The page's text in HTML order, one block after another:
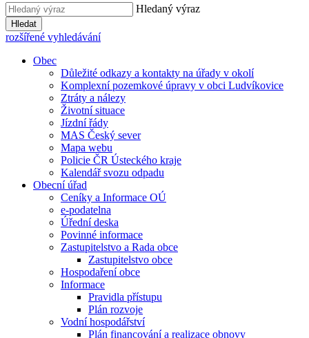
Hledaný výraz
Hledat
rozšířené vyhledávání
Obec
Důležité odkazy a kontakty na úřady v okolí
Komplexní pozemkové úpravy v obci Ludvíkovice
Ztráty a nálezy
Životní situace
Jízdní řády
MAS Český sever
Mapa webu
Policie ČR Ústeckého kraje
Kalendář svozu odpadu
Obecní úřad
Ceníky a Informace OÚ
e-podatelna
Úřední deska
Povinné informace
Zastupitelstvo a Rada obce
Zastupitelstvo obce
Hospodaření obce
Informace
Pravidla přístupu
Plán rozvoje
Vodní hospodářství
Plán financování a realizace obnovy